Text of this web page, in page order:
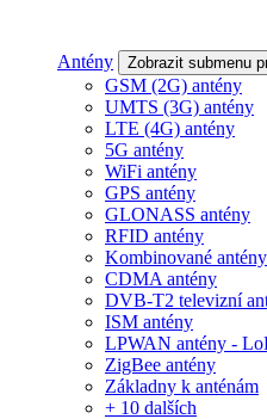
Antény Zobrazit submenu
GSM (2G) antény
UMTS (3G) antény
LTE (4G) antény
5G antény
WiFi antény
GPS antény
GLONASS antény
RFID antény
Kombinované antény
CDMA antény
DVB-T2 televizní
ISM antény
LPWAN antény -
ZigBee antény
Základny k anténám
+ 10 dalších